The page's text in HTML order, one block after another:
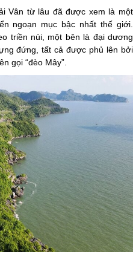
Vân từ lâu đã được xem là một
ngoạn mục bậc nhất thế giới.
triền núi, một bên là đại dương
đứng, tất cả được phủ lên bởi
gọi “đèo Mây”.